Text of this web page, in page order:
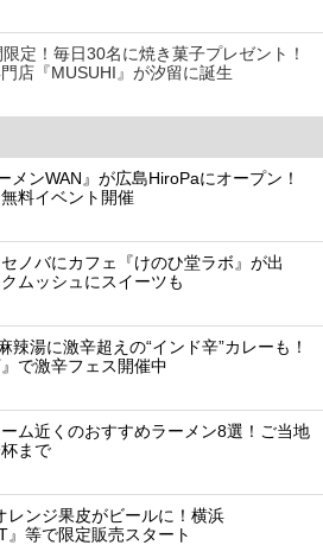
定！毎日30名に焼き菓子プレゼント！
店『MUSUHI』が汐留に誕生
メンWAN』が広島HiroPaにオープン！
料イベント開催
ノバにカフェ『けのひ堂ラボ』が出
ムッシュにスイーツも
辣湯に激辛超えの“インド辛”カレーも！
』で激辛フェス開催中
ーム近くのおすすめラーメン8選！ご当地
まで
レンジ果皮がビールに！横浜
』等で限定販売スタート